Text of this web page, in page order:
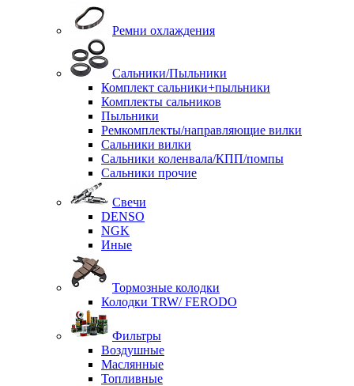
Ремни охлаждения
Сальники/Пыльники
Комплект сальники+пыльники
Комплекты сальников
Пыльники
Ремкомплекты/направляющие вилки
Сальники вилки
Сальники коленвала/КПП/помпы
Сальники прочие
Свечи
DENSO
NGK
Иные
Тормозные колодки
Колодки TRW/ FERODO
Фильтры
Воздушные
Маслянные
Топливные